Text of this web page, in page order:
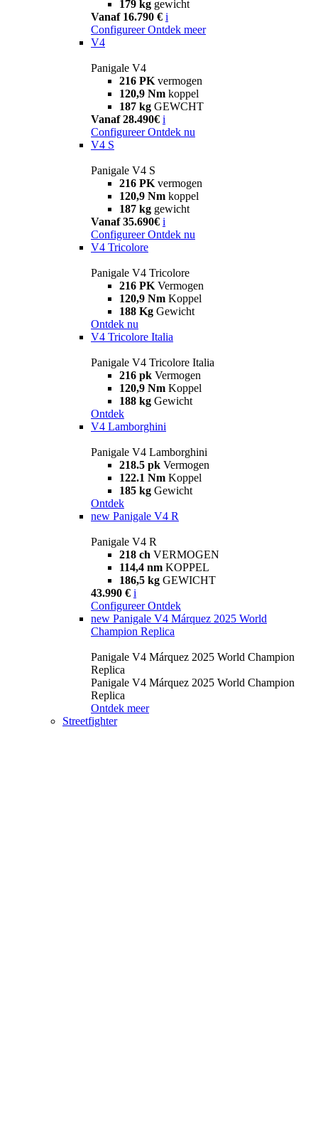
179 kg gewicht
Vanaf 16.790 € i
Configureer Ontdek meer
V4
Panigale V4
216 PK vermogen
120,9 Nm koppel
187 kg GEWCHT
Vanaf 28.490€ i
Configureer Ontdek nu
V4 S
Panigale V4 S
216 PK vermogen
120,9 Nm koppel
187 kg gewicht
Vanaf 35.690€ i
Configureer Ontdek nu
V4 Tricolore
Panigale V4 Tricolore
216 PK Vermogen
120,9 Nm Koppel
188 Kg Gewicht
Ontdek nu
V4 Tricolore Italia
Panigale V4 Tricolore Italia
216 pk Vermogen
120,9 Nm Koppel
188 kg Gewicht
Ontdek
V4 Lamborghini
Panigale V4 Lamborghini
218.5 pk Vermogen
122.1 Nm Koppel
185 kg Gewicht
Ontdek
new Panigale V4 R
Panigale V4 R
218 ch VERMOGEN
114,4 nm KOPPEL
186,5 kg GEWICHT
43.990 € i
Configureer Ontdek
new Panigale V4 Márquez 2025 World
Champion Replica
Panigale V4 Márquez 2025 World Champion
Replica
Panigale V4 Márquez 2025 World Champion
Replica
Ontdek meer
Streetfighter